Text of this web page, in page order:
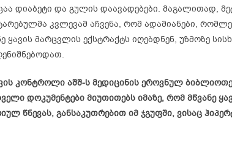
დიაბეტი და გულის დაავადებები. მაგალითად,
კვლევამ აჩვენა, რომ ადამიანები,
ყავის მარცვლის ექსტრაქტს იღებდნენ, უზმოზე
კონტროლი აშშ-ს მედიცინის ეროვნულ
დოკუმენტები მიუთითებს იმაზე, რომ მწვანე
წნევას, განსაკუთრებით იმ ჯგუფში, ვისაც